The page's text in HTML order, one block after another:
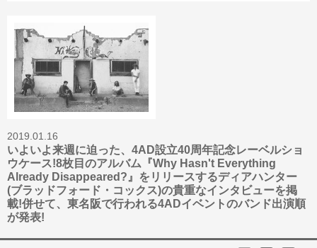
2019.01.16
いよいよ来週に迫った、4AD設立40周年記念レーベルショ
ウケース!8枚目のアルバム『Why Hasn't Everything
Already Disappeared?』をリリースするディアハンター
(ブラッドフォード・コックス)の貴重なインタビューを掲
載!併せて、東名阪で行われる4ADイベントのバンド出演順
が発表!